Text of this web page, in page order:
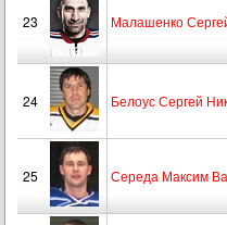
23 Малашенко
24 Белоус Сергей
25 Середа Максим